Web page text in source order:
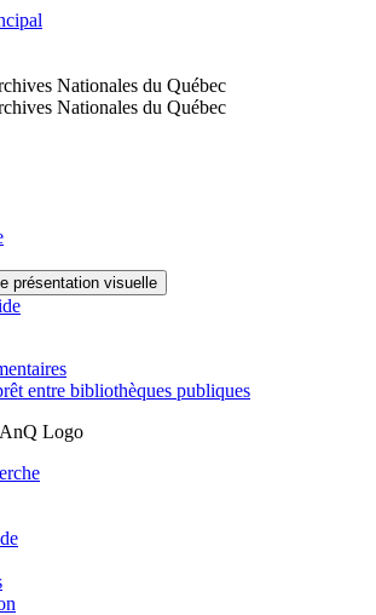
présentation visuelle
entre bibliothèques publiques